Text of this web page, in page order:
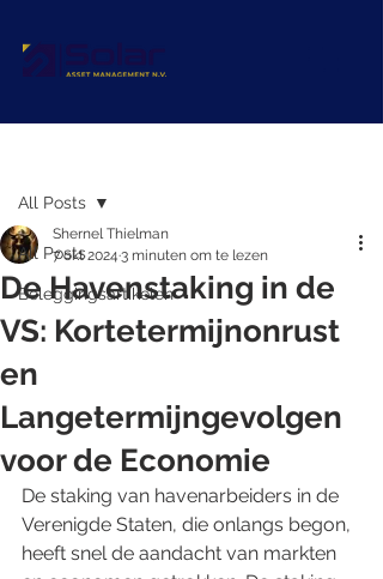
All Posts
Beleggingsartikelen
All Posts
De Havenstaking in de
VS: Kortetermijnonrust
en
Langetermijngevolgen
voor de Economie
Shernel Thielman
7 okt 2024 3 minuten om te lezen
De staking van havenarbeiders in de
Verenigde Staten, die onlangs begon,
heeft snel de aandacht van markten